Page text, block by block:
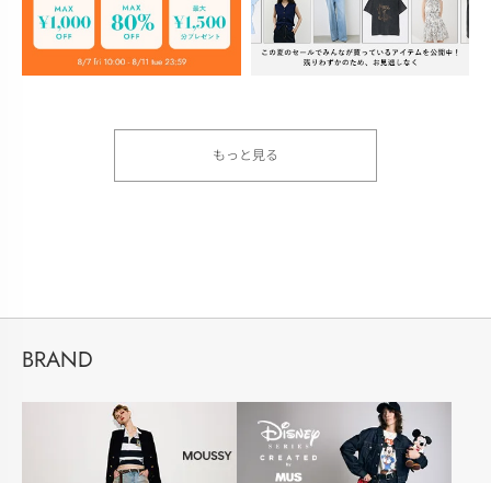
もっと見る
BRAND